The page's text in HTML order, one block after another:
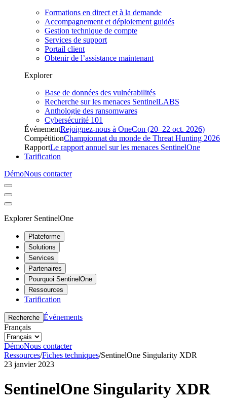
Formations en direct et à la demande
Accompagnement et déploiement guidés
Gestion technique de compte
Services de support
Portail client
Obtenir de l’assistance maintenant
Explorer
Base de données des vulnérabilités
Recherche sur les menaces SentinelLABS
Anthologie des ransomwares
Cybersécurité 101
ÉvénementRejoignez-nous à OneCon (20–22 oct. 2026)
CompétitionChampionnat du monde de Threat Hunting 2026
RapportLe rapport annuel sur les menaces SentinelOne
Tarification
DémoNous contacter
Explorer SentinelOne
Plateforme
Solutions
Services
Partenaires
Pourquoi SentinelOne
Ressources
Tarification
Recherche Événements
Français
DémoNous contacter
Ressources/Fiches techniques/SentinelOne Singularity XDR
23 janvier 2023
SentinelOne Singularity XDR